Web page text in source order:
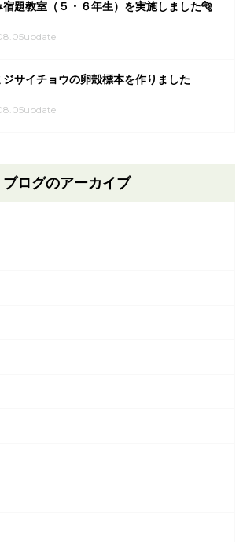
宿題教室（５・６年生）を実施しました🐅
ジサイチョウの卵殻標本を作りました
ブログのアーカイブ